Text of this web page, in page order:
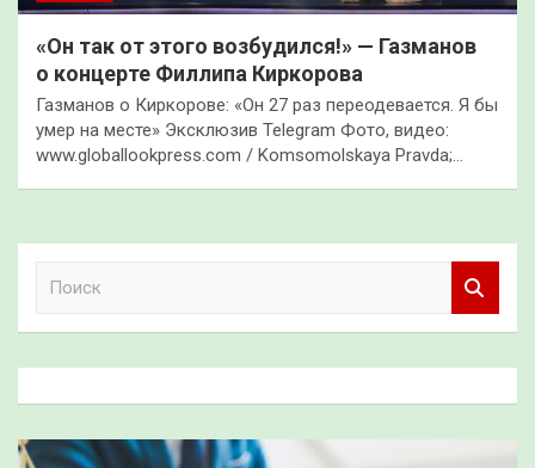
«Он так от этого возбудился!» — Газманов
о концерте Филлипа Киркорова
Газманов о Киркорове: «Он 27 раз переодевается. Я бы
умер на месте» Эксклюзив Telegram Фото, видео:
www.globallookpress.com / Komsomolskaya Pravda;…
к